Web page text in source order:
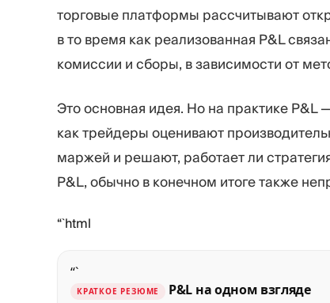
торговые платформы рассчитывают
в то время как реализованная P&L
комиссии и сборы, в зависимости от
Это основная идея. Но на практике P&L
как трейдеры оценивают
маржей и решают, работает ли
P&L, обычно в конечном итоге также
“`html
“`
КРАТКОЕ РЕЗЮМЕ P&L на одном взгляде